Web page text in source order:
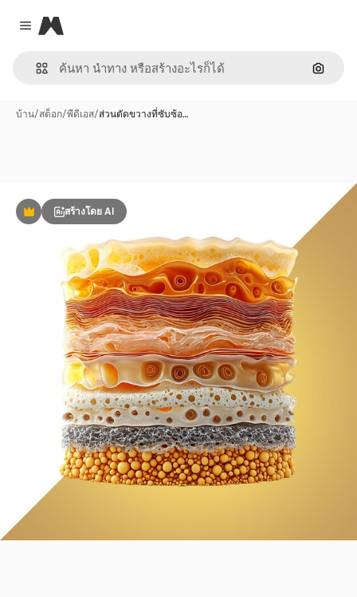
Close menu
Magnific
ค้นหา
บ้าน/สต็อก/พีดีเอส/ส่วนตัดขวางที่ซับซ้อ…
พรีเมี่ยม สร้างโดย AI